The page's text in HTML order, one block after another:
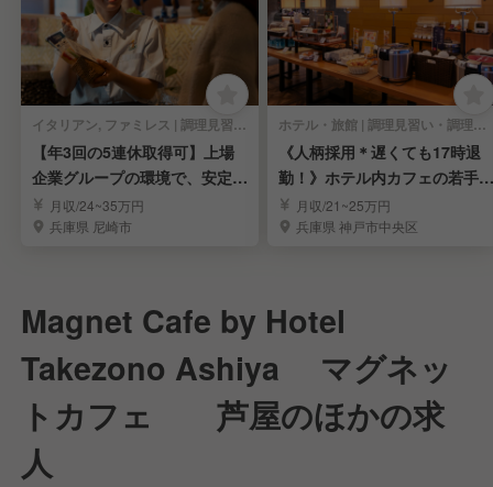
イタリアン, ファミレス | 調理見習い・調理補助
【年3回の5連休取得可】上場
企業グループの環境で、安定し
たキャリアアップ！
月収/24~35万円
兵庫県 尼崎市
ホテル・旅館 | 調理見習い・調理補助
《人柄採用＊遅くても17時退
勤！》ホテル内カフェの若手調
理師を募集｜神戸市
月収/21~25万円
兵庫県 神戸市中央区
Magnet Cafe by Hotel
Takezono Ashiya マグネッ
トカフェ 芦屋のほかの求
人